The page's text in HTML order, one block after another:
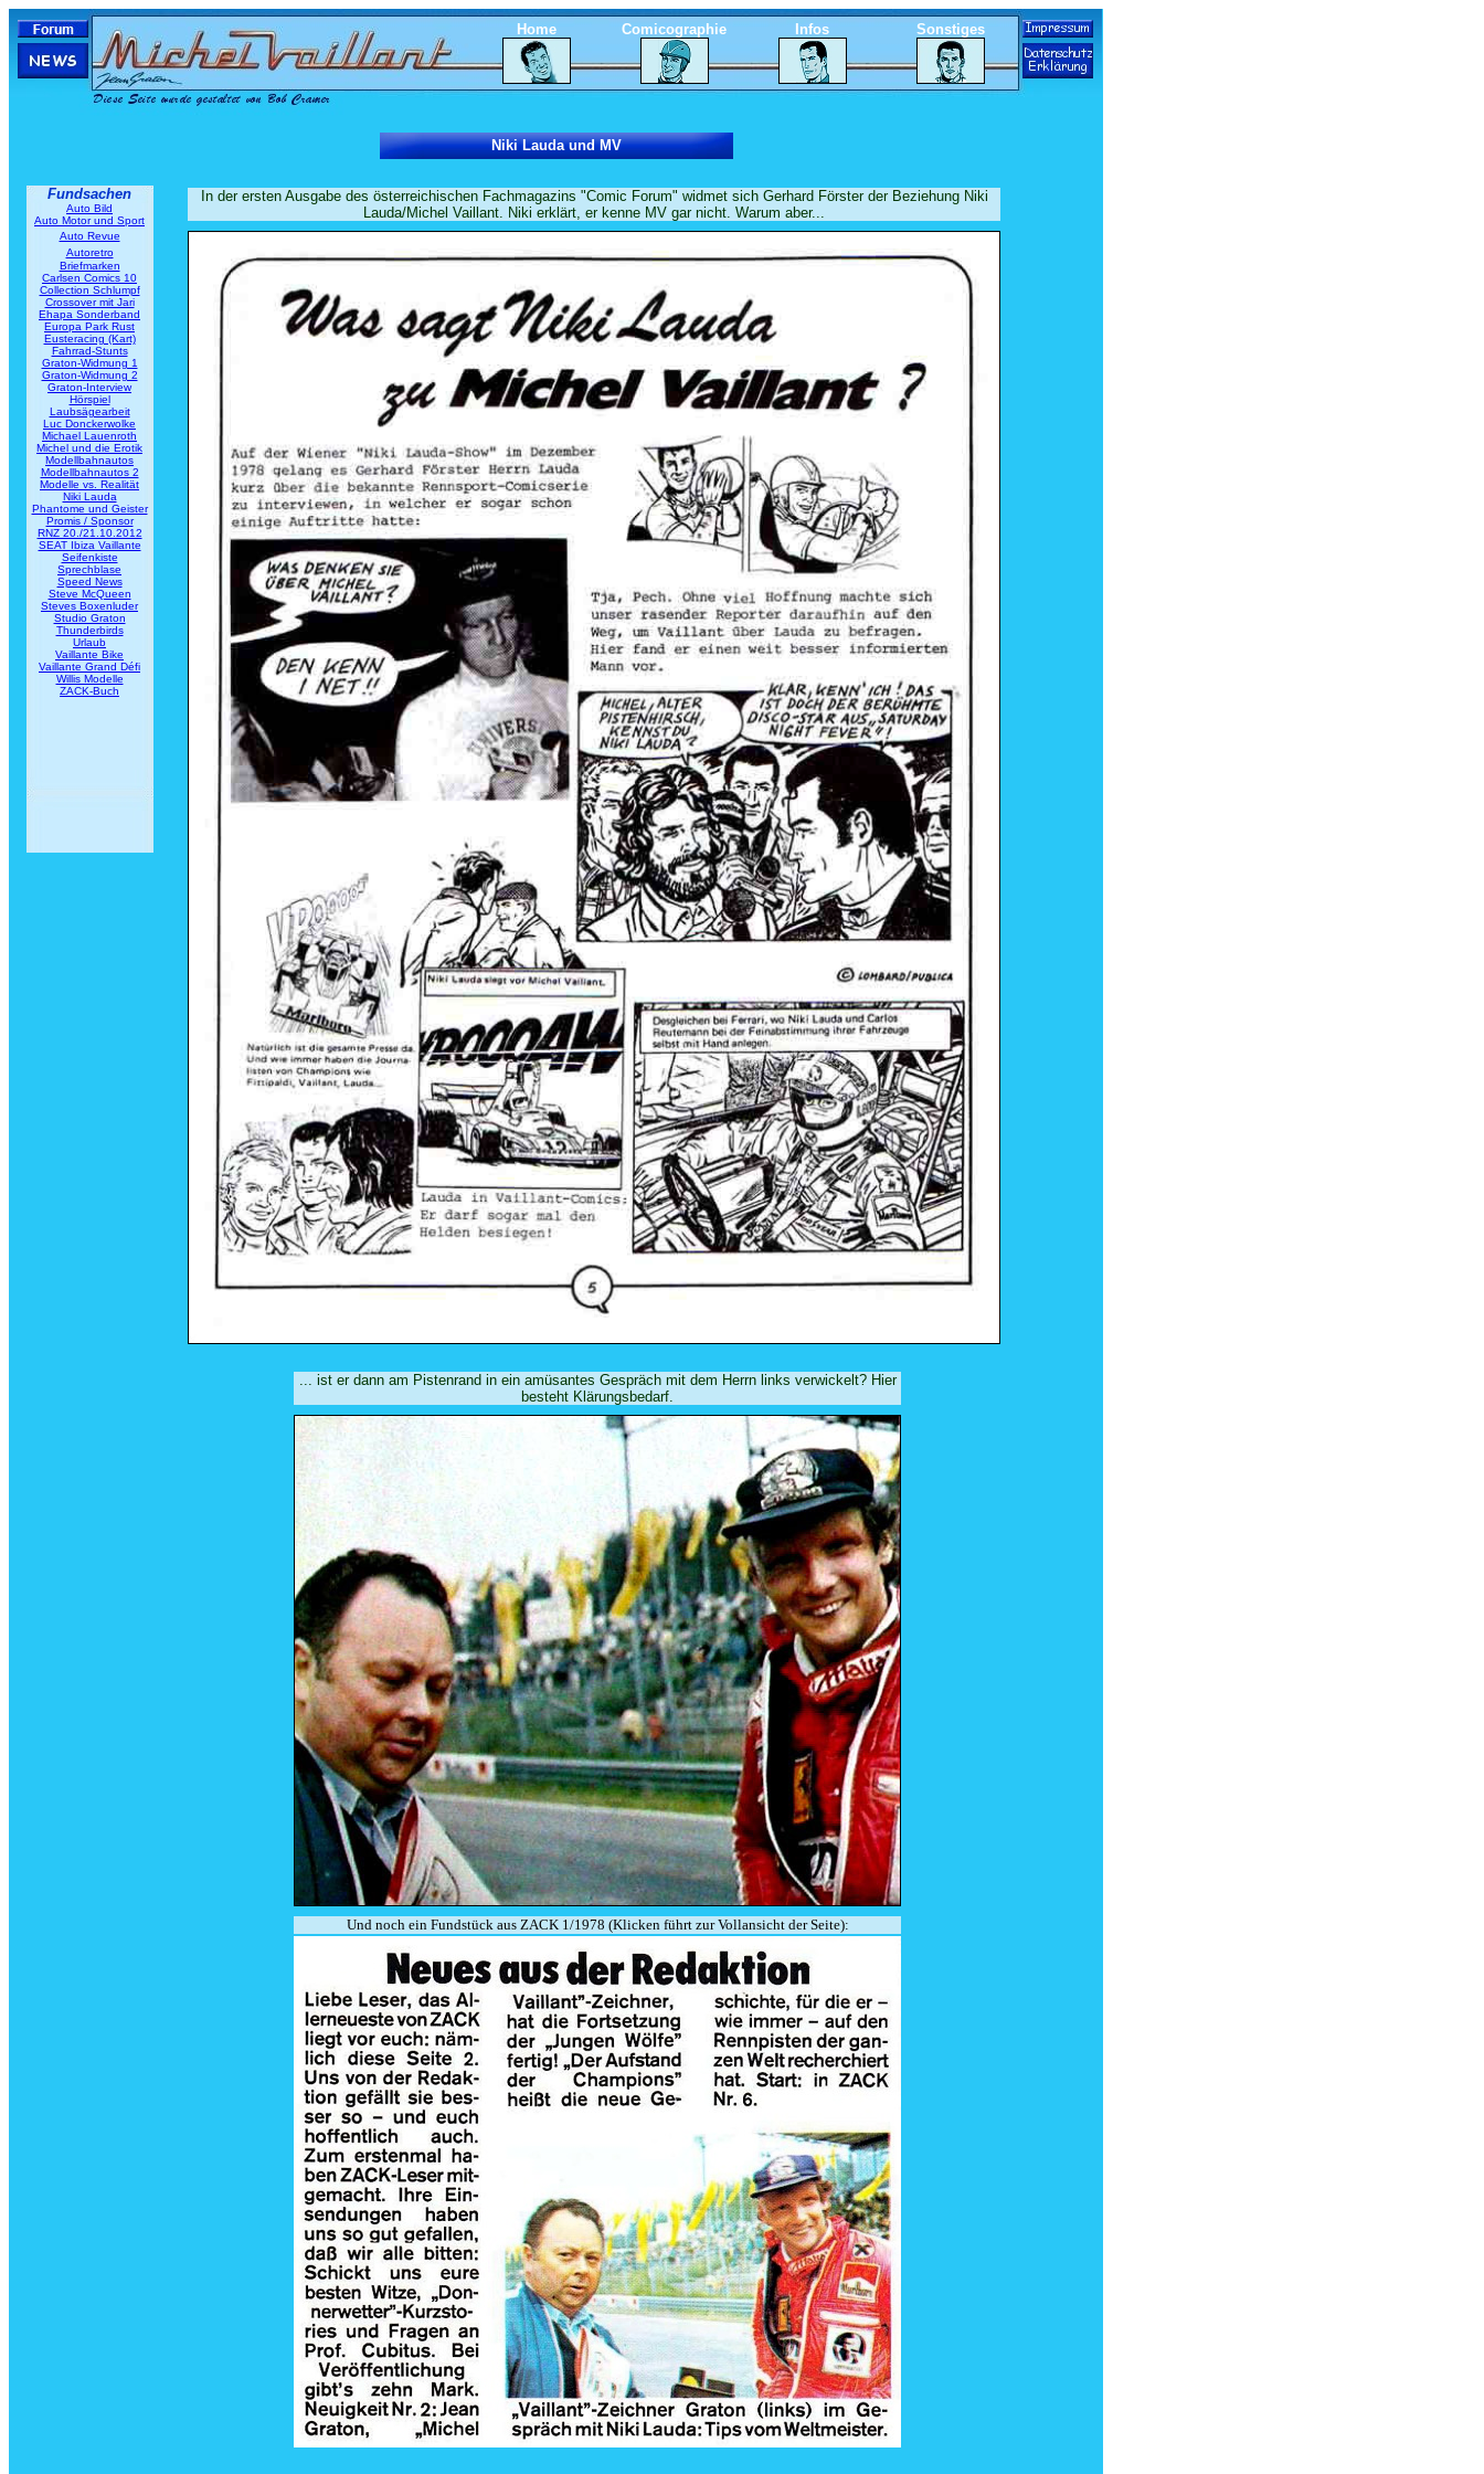
Home Comicographie Infos Sonstiges
Niki Lauda und MV
Fundsachen
Auto Bild
Auto Motor und Sport
Auto Revue
Autoretro
Briefmarken
Carlsen Comics 10
Collection Schlumpf
Crossover mit Jari
Ehapa Sonderband
Europa Park Rust
Eusteracing (Kart)
Fahrrad-Stunts
Graton-Widmung 1
Graton-Widmung 2
Graton-Interview
Hörspiel
Laubsägearbeit
Luc Donckerwolke
Michael Lauenroth
Michel und die Erotik
Modellbahnautos
Modellbahnautos 2
Modelle vs. Realität
Niki Lauda
Phantome und Geister
Promis / Sponsor
RNZ 20./21.10.2012
SEAT Ibiza Vaillante
Seifenkiste
Sprechblase
Speed News
Steve McQueen
Steves Boxenluder
Studio Graton
Thunderbirds
Urlaub
Vaillante Bike
Vaillante Grand Défi
Willis Modelle
ZACK-Buch
In der ersten Ausgabe des österreichischen Fachmagazins "Comic Forum" widmet sich Gerhard Förster der Beziehung Niki
Lauda/Michel Vaillant. Niki erklärt, er kenne MV gar nicht. Warum aber...
... ist er dann am Pistenrand in ein amüsantes Gespräch mit dem Herrn links verwickelt? Hier
besteht Klärungsbedarf.
Und noch ein Fundstück aus ZACK 1/1978 (Klicken führt zur Vollansicht der Seite):